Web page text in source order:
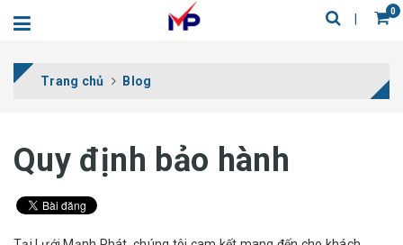
0
Trang chủ Blog
Quy định bảo hành